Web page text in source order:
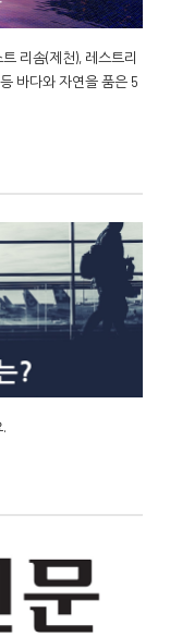
리솜(제천), 레스트리
바다와 자연을 품은 5